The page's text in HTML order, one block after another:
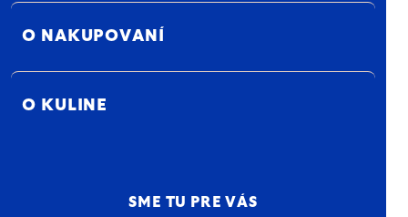
O NAKUPOVANÍ
O KULINE
SME TU PRE VÁS